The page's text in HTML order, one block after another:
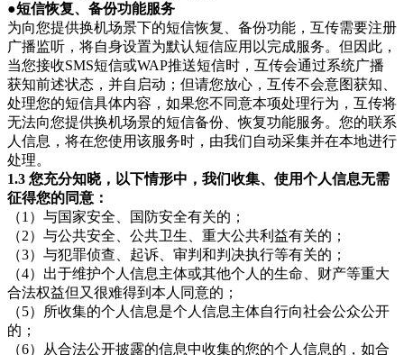
●短信恢复、备份功能服务
为向您提供换机场景下的短信恢复、备份功能，互传需要注册
广播监听，将自身设置为默认短信应用以完成服务。但因此，
当您接收SMS短信或WAP推送短信时，互传会通过系统广播
获知前述状态，并自启动；但请您放心，互传不会意图获知、
处理您的短信具体内容，如果您不同意本项处理行为，互传将
无法向您提供换机场景的短信备份、恢复功能服务。您的联系
人信息，将在您使用该服务时，由我们自动采集并在本地进行
处理。
1.3 您充分知晓，以下情形中，我们收集、使用个人信息无需
征得您的同意：
（1）与国家安全、国防安全有关的；
（2）与公共安全、公共卫生、重大公共利益有关的；
（3）与犯罪侦查、起诉、审判和判决执行等有关的；
（4）出于维护个人信息主体或其他个人的生命、财产等重大
合法权益但又很难得到本人同意的；
（5）所收集的个人信息是个人信息主体自行向社会公众公开
的；
（6）从合法公开披露的信息中收集的您的个人信息的，如合